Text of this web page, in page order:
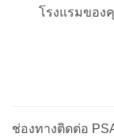
โรงแรมของ
ช่องทางติดต่อ